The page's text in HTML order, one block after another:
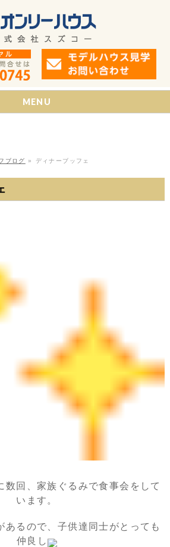
MENU
ブログ » ディナーブッフェ
数回、家族ぐるみで食事会をして
います。
あるので、子供達同士がとっても
仲良し